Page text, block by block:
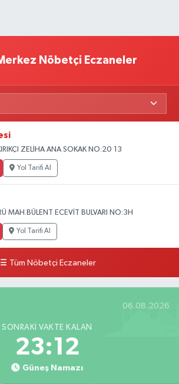
Nöbetçi Eczaneler
ZELİHA ANA SOKAK NO:20 13
Yol Tarifi Al
MAH.BÜLENT ECEVİT BULVARI NO:3H
Yol Tarifi Al
Tüm Nöbetçi Eczaneler
06.08.2026
SONRAKI VAKTE KALAN
23:11
Güneş Namazı